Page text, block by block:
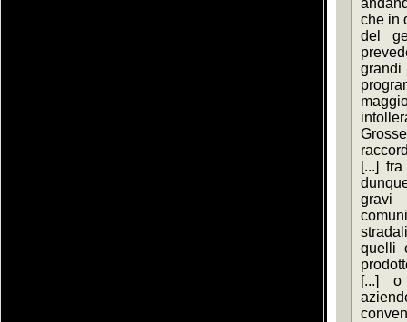
che in
del
[...]
gravi
quelli
[...] o